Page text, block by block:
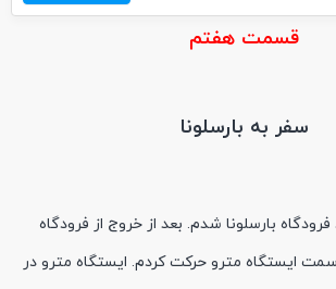
قسمت هفتم
سفر به بارسلونا
بارسلونا شدم. بعد از خروج از فرودگاه
ایستگاه مترو حرکت کردم. ایستگاه مترو در